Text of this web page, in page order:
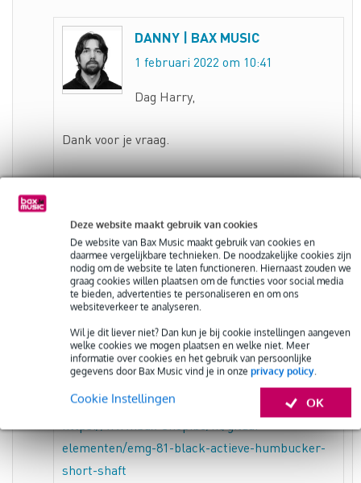
Deze website maakt gebruik van cookies
De website van Bax Music maakt gebruik van cookies en
daarmee vergelijkbare technieken. De noodzakelijke cookies zijn
nodig om de website te laten functioneren. Hiernaast zouden we
graag cookies willen plaatsen om de functies voor social media
te bieden, advertenties te personaliseren en om ons
websiteverkeer te analyseren.
Wil je dit liever niet? Dan kun je bij cookie instellingen aangeven
welke cookies we mogen plaatsen en welke niet. Meer
informatie over cookies en het gebruik van persoonlijke
gegevens door Bax Music vind je in onze privacy policy.
OK
Cookie Instellingen
DANNY | BAX MUSIC
1 februari 2022 om 10:41
Dag Harry,
Dank voor je vraag.
Hetfield gebruikt al best lang actieve
toch een stuk anders dan de passieve stock
humbuckers in een Epi. Wellicht dat hij in deze
pickups dé sleutel tot dit geluid vindt. Vroeger
gebruikte Hetfield een 81 bij de brug en een 60
in de halspositie, maar tegenwoordig heeft hij
zijn eigen ‘Het Set’.
In ons assortiment vind je het volgende:
https://www.bax-shop.be/nl/gitaar-
elementen/emg-81-black-actieve-humbucker-
short-shaft